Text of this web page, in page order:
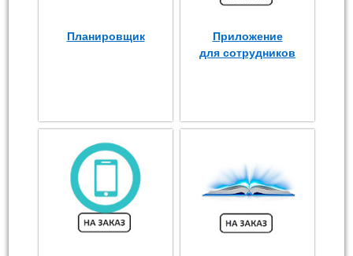
Планировщик
Приложение
для сотрудников